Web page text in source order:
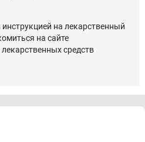
на лекарственный
на сайте
лекарственных средств